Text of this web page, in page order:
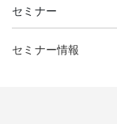
セミナー
セミナー情報